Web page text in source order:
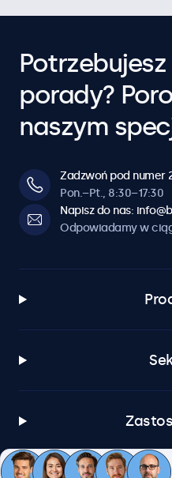
porady?
naszym
Zadzwoń pod numer
Pon.–Pt., 8:30–17:30
Napisz do nas:
Odpowiadamy w